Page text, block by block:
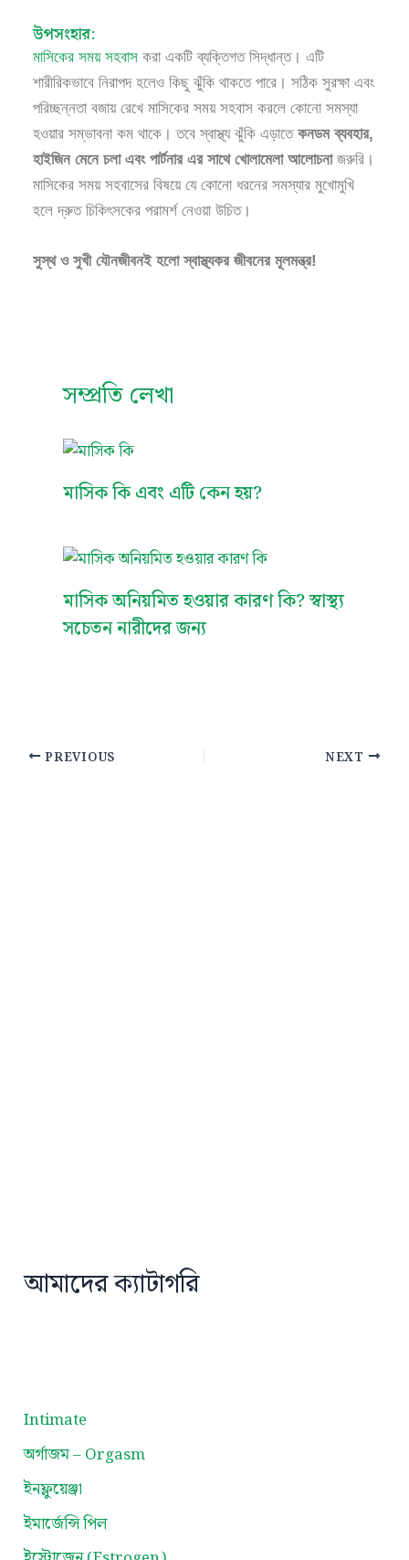
উপসংহার:
মাসিকের সময় সহবাস করা একটি ব্যক্তিগত সিদ্ধান্ত। এটি
শারীরিকভাবে নিরাপদ হলেও কিছু ঝুঁকি থাকতে পারে। সঠিক সুরক্ষা এবং
পরিচ্ছন্নতা বজায় রেখে মাসিকের সময় সহবাস করলে কোনো সমস্যা
হওয়ার সম্ভাবনা কম থাকে। তবে স্বাস্থ্য ঝুঁকি এড়াতেকনডম ব্যবহার,
হাইজিন মেনে চলা এবং পার্টনার এর সাথে খোলামেলা আলোচনাজরুরি।
মাসিকের সময় সহবাসের বিষয়ে যে কোনো ধরনের সমস্যার মুখোমুখি
হলে দ্রুত চিকিৎসকের পরামর্শ নেওয়া উচিত।
সুস্থ ও সুখী যৌনজীবনই হলো স্বাস্থ্যকর জীবনের মূলমন্ত্র!
সম্প্রতি লেখা
মাসিক কি এবং এটি কেন হয়?
মাসিক অনিয়মিত হওয়ার কারণ কি? স্বাস্থ্য
সচেতন নারীদের জন্য
PREVIOUS NEXT
আমাদের ক্যাটাগরি
Intimate
অর্গাজম – Orgasm
ইনফ্লুয়েঞ্জা
ইমার্জেন্সি পিল